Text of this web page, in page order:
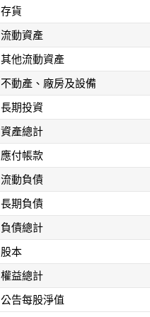
存貨
流動資產
其他流動資產
不動產、廠房及設備
長期投資
資產總計
應付帳款
流動負債
長期負債
負債總計
股本
權益總計
公告每股淨值